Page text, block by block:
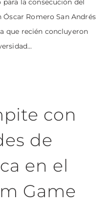
la consecución del
Romero San Andrés
que recién concluyeron
con
de
en el
Game